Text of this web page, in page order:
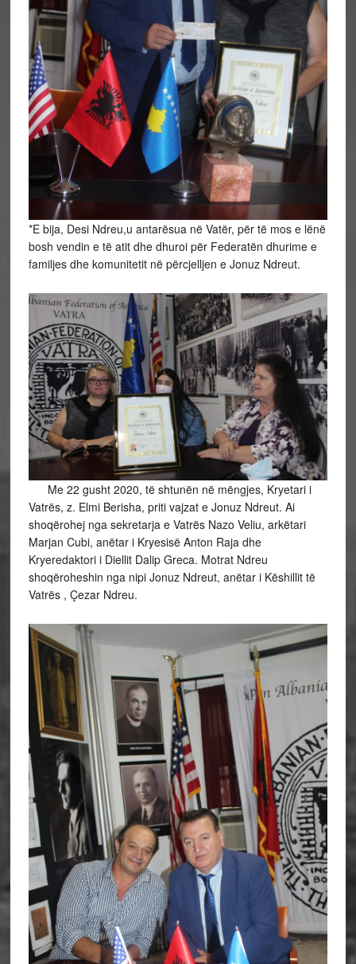
*E bija, Desi Ndreu,u antarësua në Vatër, për të mos e lënë
bosh vendin e të atit dhe dhuroi për Federatën dhurime e
familjes dhe komunitetit në përcjelljen e Jonuz Ndreut.
Me 22 gusht 2020, të shtunën në mëngjes, Kryetari i
Vatrës, z. Elmi Berisha, priti vajzat e Jonuz Ndreut. Ai
shoqërohej nga sekretarja e Vatrës Nazo Veliu, arkëtari
Marjan Cubi, anëtar i Kryesisë Anton Raja dhe
Kryeredaktori i Diellit Dalip Greca. Motrat Ndreu
shoqëroheshin nga nipi Jonuz Ndreut, anëtar i Këshillit të
Vatrës , Çezar Ndreu.